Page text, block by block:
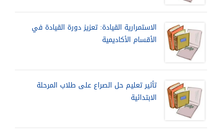
الاستمرارية القيادة: تعزيز دورة القيادة في
الأقسام الأكاديمية
تأثير تعليم حل الصراع على طلاب المرحلة
الابتدائية